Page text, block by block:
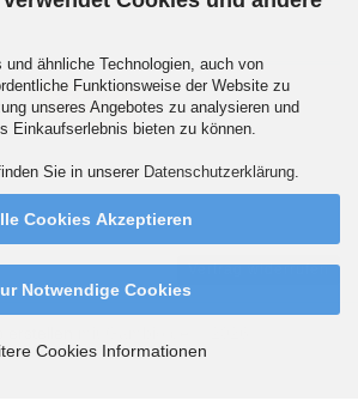
und ähnliche Technologien, auch von
Funktionsweise der Website zu
unseres Angebotes zu analysieren und
Einkaufserlebnis bieten zu können.
Sie in unserer Datenschutzerklärung
Cookies Akzeptieren
Notwendige Cookies
Cookies Informationen
DHL Standard 5.90 Euro innerhalb
Vertrag widerrufen